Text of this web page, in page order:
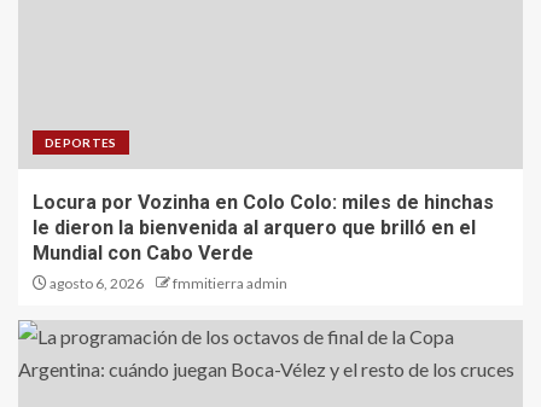
DEPORTES
Locura por Vozinha en Colo Colo: miles de hinchas
le dieron la bienvenida al arquero que brilló en el
Mundial con Cabo Verde
agosto 6, 2026 fmmitierra admin